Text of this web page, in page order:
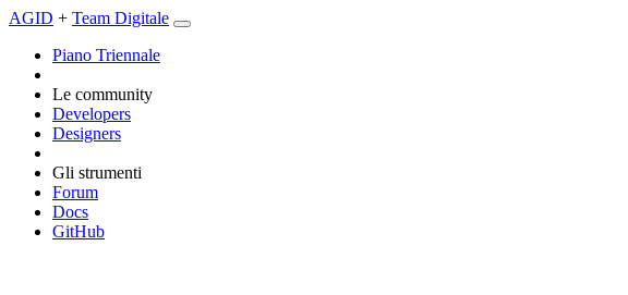
AGID + Team Digitale
Piano Triennale
Le community
Developers
Designers
Gli strumenti
Forum
Docs
GitHub